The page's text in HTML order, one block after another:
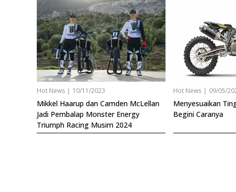
Hot News | 10/11/2023
Mikkel Haarup dan Camden McLellan
Jadi Pembalap Monster Energy
Triumph Racing Musim 2024
Hot News | 09/05/
Menyesuaikan
Begini Caranya